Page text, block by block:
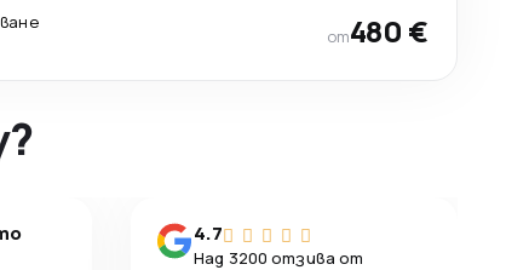
от480 €
4.7
Над 3200 отзива от